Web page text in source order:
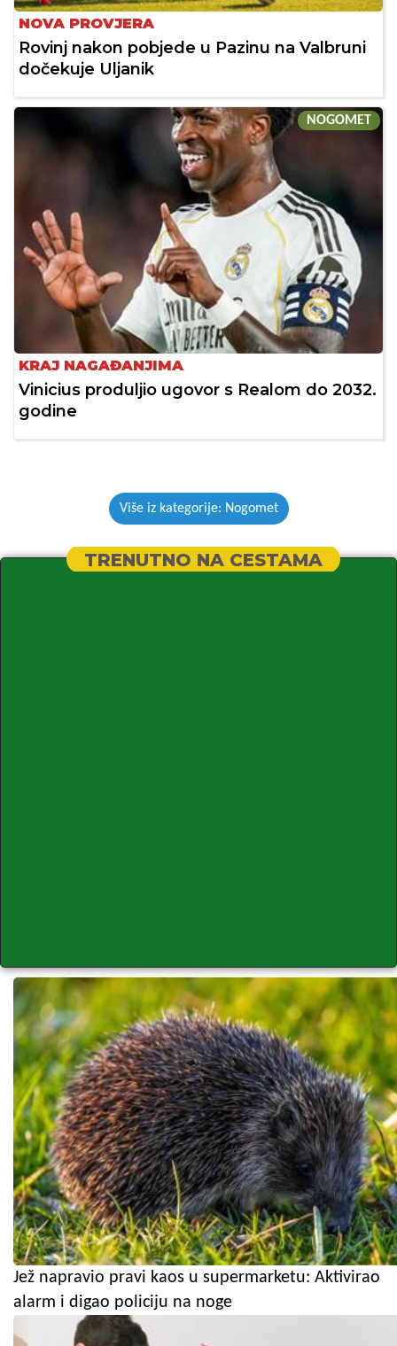
NOVA PROVJERA
Rovinj nakon pobjede u Pazinu na Valbruni
dočekuje Uljanik
NOGOMET
KRAJ NAGAĐANJIMA
Vinicius produljio ugovor s Realom do 2032.
godine
Više iz kategorije: Nogomet
TRENUTNO NA CESTAMA
Jež napravio pravi kaos u supermarketu: Aktivirao
alarm i digao policiju na noge